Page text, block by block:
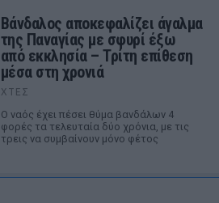
Βάνδαλος αποκεφαλίζει άγαλμα
της Παναγίας με σφυρί έξω
από εκκλησία – Τρίτη επίθεση
μέσα στη χρονιά
ΧΤΕΣ
Ο ναός έχει πέσει θύμα βανδάλων 4
φορές τα τελευταία δύο χρόνια, με τις
τρεις να συμβαίνουν μόνο φέτος